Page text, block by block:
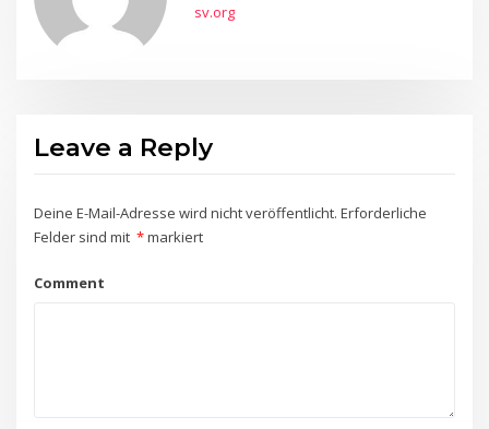
sv.org
Leave a Reply
Deine E-Mail-Adresse wird nicht veröffentlicht. Erforderliche
Felder sind mit *markiert
Comment